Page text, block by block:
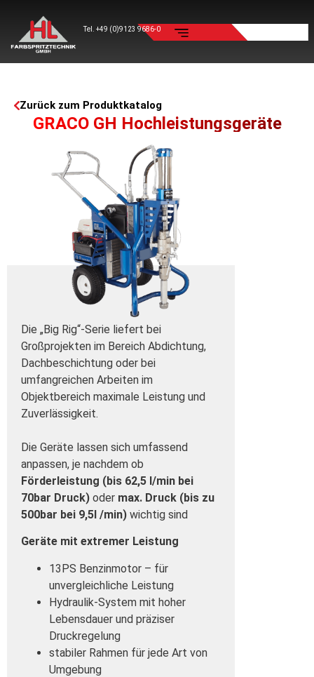
Tel. +49 (0)9123 9686-0
Zurück zum Produktkatalog
GRACO GH Hochleistungsgeräte
Die „Big Rig“-Serie liefert bei
Großprojekten im Bereich Abdichtung,
Dachbeschichtung oder bei
umfangreichen Arbeiten im
Objektbereich maximale Leistung und
Zuverlässigkeit.
Die Geräte lassen sich umfassend
anpassen, je nachdem ob
Förderleistung (bis 62,5 l/min bei
70bar Druck) oder max. Druck (bis zu
500bar bei 9,5l /min) wichtig sind
Geräte mit extremer Leistung
13PS Benzinmotor – für
unvergleichliche Leistung
Hydraulik-System mit hoher
Lebensdauer und präziser
Druckregelung
stabiler Rahmen für jede Art von
Umgebung